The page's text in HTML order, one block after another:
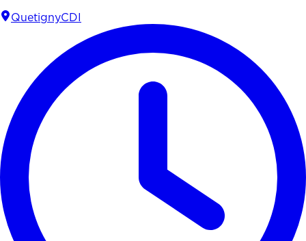
QuetignyCDI